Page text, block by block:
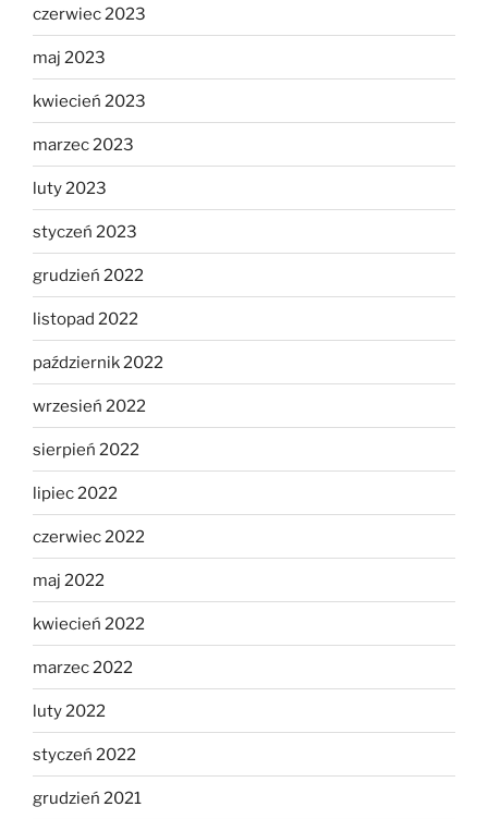
czerwiec 2023
maj 2023
kwiecień 2023
marzec 2023
luty 2023
styczeń 2023
grudzień 2022
listopad 2022
październik 2022
wrzesień 2022
sierpień 2022
lipiec 2022
czerwiec 2022
maj 2022
kwiecień 2022
marzec 2022
luty 2022
styczeń 2022
grudzień 2021